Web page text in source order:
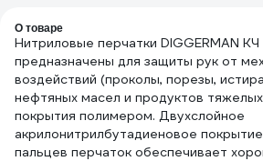
О товаре
Нитриловые перчатки DIGGERMAN
предназначены для защиты рук от
воздействий (проколы, порезы,
нефтяных масел и продуктов
покрытия полимером. Двухслойное
акрилонитрилбутадиеновое
пальцев перчаток обеспечивает